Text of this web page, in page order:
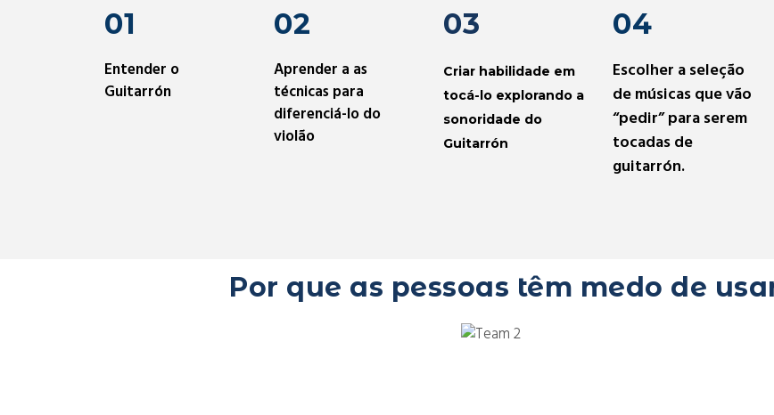
01
Entender o
Guitarrón
02
Aprender a as
técnicas para
diferenciá-lo do
violão
03
Criar habilidade em
tocá-lo explorando a
sonoridade do
Guitarrón
04
Escolher a seleção
de músicas que vão
“pedir” para serem
tocadas de
guitarrón.
Por que as pessoas têm medo de